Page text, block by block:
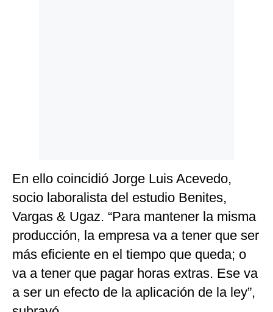
En ello coincidió Jorge Luis Acevedo,
socio laboralista del estudio Benites,
Vargas & Ugaz. “Para mantener la misma
producción, la empresa va a tener que ser
más eficiente en el tiempo que queda; o
va a tener que pagar horas extras. Ese va
a ser un efecto de la aplicación de la ley”,